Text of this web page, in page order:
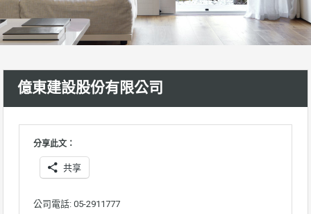
億東建設股份有限公司
分享此文：
共享
公司電話: 05-2911777